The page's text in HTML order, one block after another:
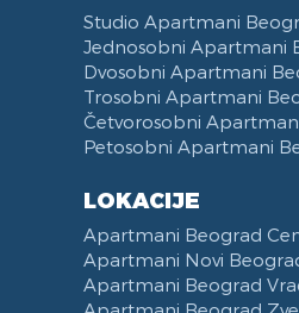
Studio Apartmani
Jednosobni Apartmani
Dvosobni Apartmani
Trosobni Apartmani
Četvorosobni
Petosobni Apartmani
LOKACIJE
Apartmani Beograd
Apartmani Novi
Apartmani Beograd